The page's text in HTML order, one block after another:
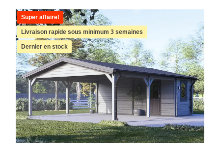
Super affaire!
Livraison rapide sous minimum 3 semaines
Dernier en stock